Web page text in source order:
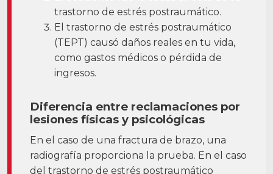
trastorno de estrés postraumático.
El trastorno de estrés postraumático
(TEPT) causó daños reales en tu vida,
como gastos médicos o pérdida de
ingresos.
Diferencia entre reclamaciones por
lesiones físicas y psicológicas
En el caso de una fractura de brazo, una
radiografía proporciona la prueba. En el caso
del trastorno de estrés postraumático